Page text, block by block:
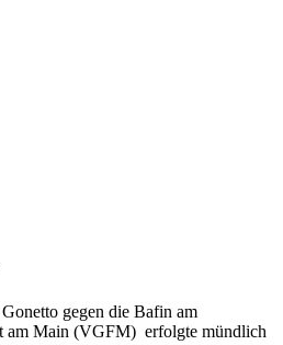
gegen die Bafin am
am Main (VGFM) erfolgte mündlich